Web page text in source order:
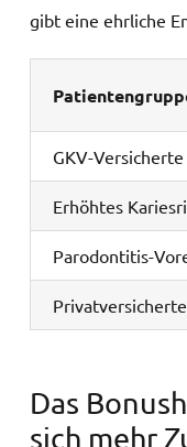
gibt eine ehrliche
GKV-
Erhöhtes
Parodontitis-
Das
sich mehr